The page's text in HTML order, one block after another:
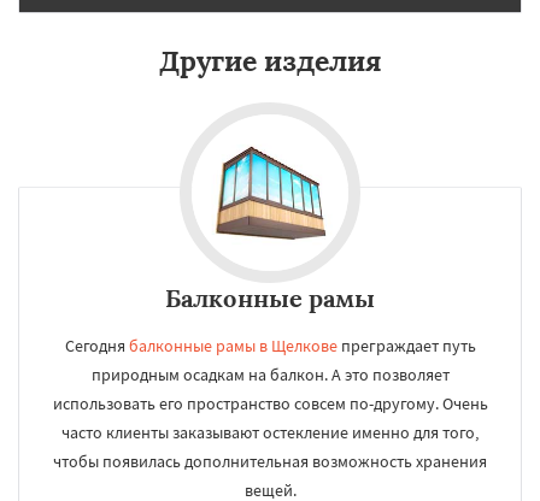
Другие изделия
Балконные рамы
Сегодня балконные рамы в Щелковепреграждает путь
природным осадкам на балкон. А это позволяет
использовать его пространство совсем по-другому. Очень
часто клиенты заказывают остекление именно для того,
чтобы появилась дополнительная возможность хранения
вещей.